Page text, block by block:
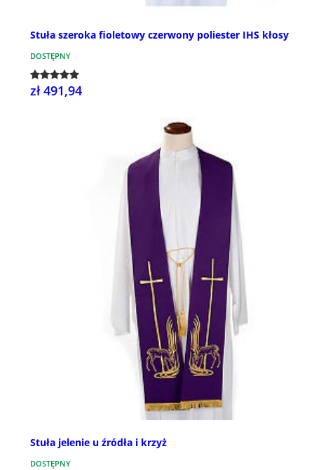
Stuła szeroka fioletowy czerwony poliester IHS kłosy
DOSTĘPNY
zł 491,94
Stuła jelenie u źródła i krzyż
DOSTĘPNY